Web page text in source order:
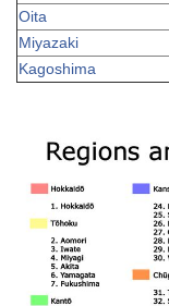
Oita
Miyazaki
Kagoshima